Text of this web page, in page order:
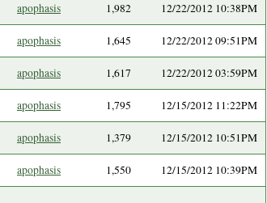
apophasis 1,982 12/22/2012 10:38PM
apophasis 1,645 12/22/2012 09:51PM
apophasis 1,617 12/22/2012 03:59PM
apophasis 1,795 12/15/2012 11:22PM
apophasis 1,379 12/15/2012 10:51PM
apophasis 1,550 12/15/2012 10:39PM